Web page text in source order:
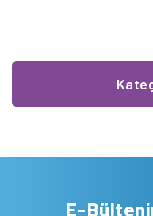
E-